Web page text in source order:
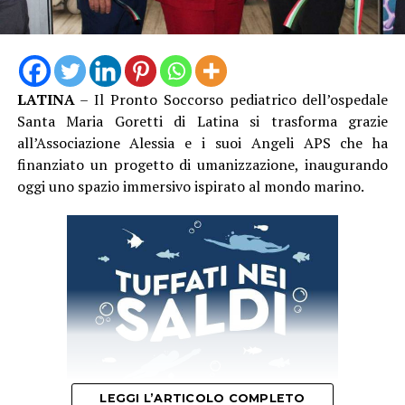
dell’anno in cui la popolazione del litorale cresce in
maniera significativa e la domanda di assistenza
aumenta di conseguenza”.
Sindacato CLAS Davide Favero, insieme alle
rappresentanti sindacali aziendali Nalin e Sarra, che
hanno accompagnato tutte le fasi del confronto fino
alla sottoscrizione dell’intesa.
“Quello raggiunto è un accordo importante che mette
“Nei cambi di appalto il rischio è sempre quello che
LATINA– Il Pronto Soccorso pediatrico dell’ospedale
Santa Maria Goretti di Latina si trasforma grazie
all’Associazione Alessia e i suoi Angeli APS che ha
finanziato un progetto di umanizzazione, inaugurando
oggi uno spazio immersivo ispirato al mondo marino.
LEGGI L’ARTICOLO COMPLETO